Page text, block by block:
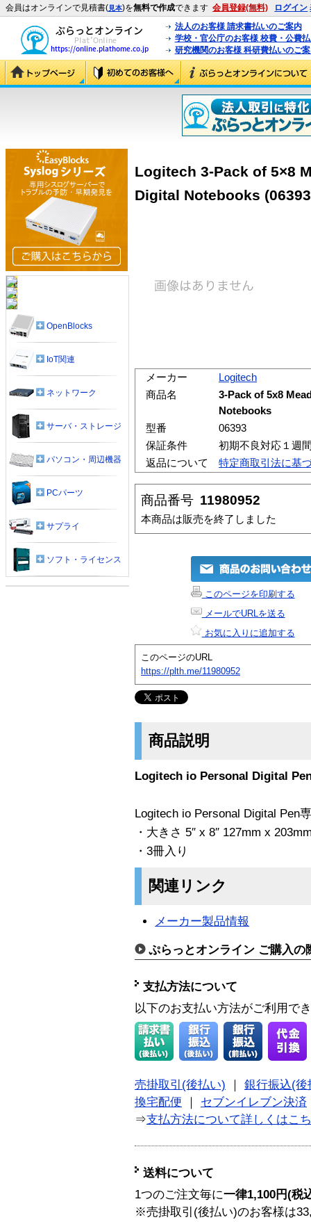
会員はオンラインで見積書(見本)を無料で作成できます 会員登録(無料) ログイン
法人のお客様 請求書払いのご案内
学校・官公庁のお客様 校費・公費
研究機関のお客様 科研費払いのご
Logitech 3-Pack of 5×8
Digital Notebooks
メーカー
Logitech
商品名
3-Pack of 5x8
Notebooks
型番
06393
保証条件
初期不良対応１週
返品について
特定商取引法に基
商品番号 11980952
本商品は販売を終了しました
このページを印刷する
メールでURLを送る
お気に入りに追加する
このページのURL
https://plth.me/11980952
商品説明
Logitech io Personal Digital
Logitech io Personal Digital Pen
・大きさ 5″ x 8″ 127mm x
・3冊入り
関連リンク
メーカー製品情報
ぷらっとオンライン ご購入の
支払方法について
以下のお支払い方法がご利用で
売掛取引(後払い)
銀行振込(後
換宅配便
セブンイレブン決済
⇒支払方法について詳しくはこ
送料について
1つのご注文毎に一律1,100円(税
※売掛取引(後払い)のお客様は
OpenBlocks
IoT関連
ネットワーク
サーバ・ストレージ
パソコン・周辺機器
PCパーツ
サプライ
ソフト・ライセンス